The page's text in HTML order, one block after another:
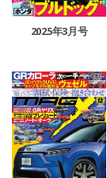
2025年3月号